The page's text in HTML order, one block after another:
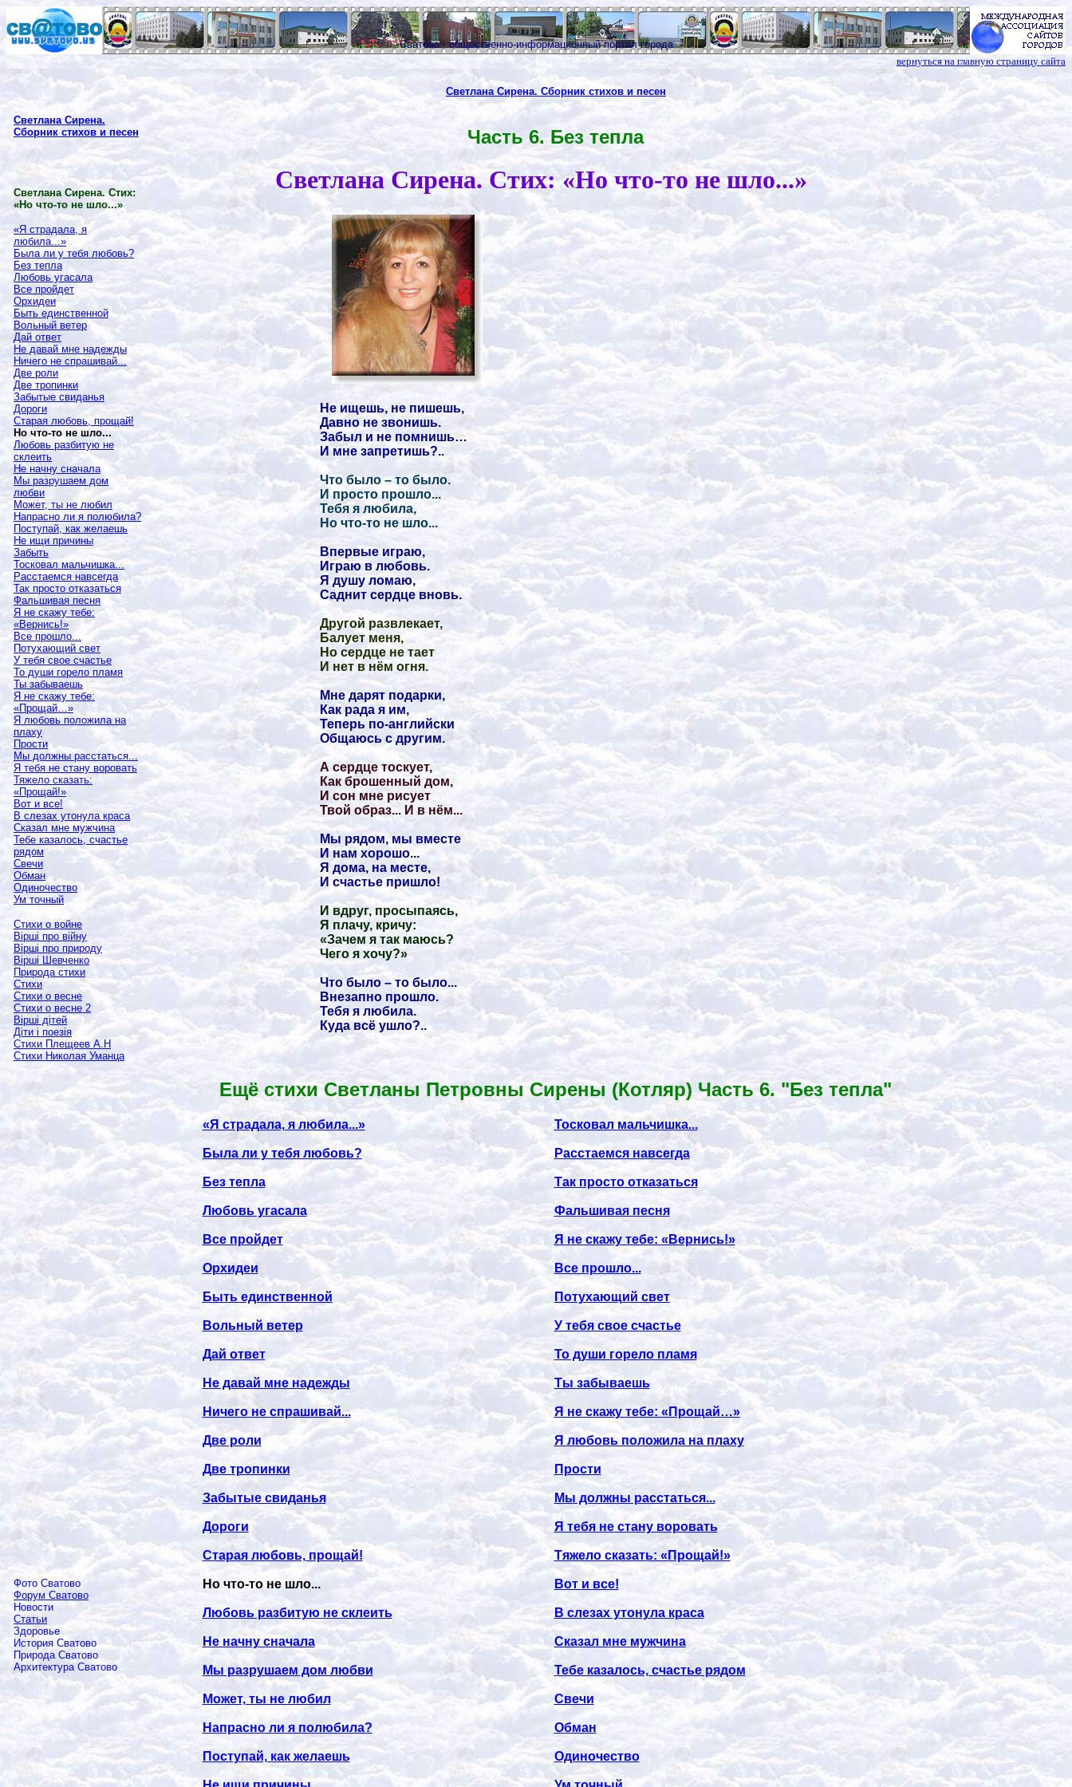
Сватово - общественно-информационный портал города
вернуться на главную страницу сайта
Светлана Сирена.
Сборник стихов и песен
Светлана Сирена. Стих:
«Но что-то не шло...»
«Я страдала, я
любила...»
Была ли у тебя любовь?
Без тепла
Любовь угасала
Все пройдет
Орхидеи
Быть единственной
Вольный ветер
Дай ответ
Не давай мне надежды
Ничего не спрашивай...
Две роли
Две тропинки
Забытые свиданья
Дороги
Старая любовь, прощай!
Но что-то не шло...
Любовь разбитую не
склеить
Не начну сначала
Мы разрушаем дом
любви
Может, ты не любил
Напрасно ли я полюбила?
Поступай, как желаешь
Не ищи причины
Забыть
Тосковал мальчишка...
Расстаемся навсегда
Так просто отказаться
Фальшивая песня
Я не скажу тебе:
«Вернись!»
Все прошло...
Потухающий свет
У тебя свое счастье
То души горело пламя
Ты забываешь
Я не скажу тебе:
«Прощай…»
Я любовь положила на
плаху
Прости
Мы должны расстаться...
Я тебя не стану воровать
Тяжело сказать:
«Прощай!»
Вот и все!
В слезах утонула краса
Сказал мне мужчина
Тебе казалось, счастье
рядом
Свечи
Обман
Одиночество
Ум точный
Стихи о войне
Вірші про війну
Вірші про природу
Вірші Шевченко
Природа стихи
Стихи
Стихи о весне
Стихи о весне 2
Вірші дітей
Діти і поезія
Стихи Плещеев А.Н
Стихи Николая Уманца
Фото Сватово
Форум Сватово
Новости
Статьи
Здоровье
История Сватово
Природа Сватово
Архитектура Сватово
Светлана Сирена. Сборник стихов и песен
Часть 6. Без тепла
Светлана Сирена. Стих: «Но что-то не шло...»
Не ищешь, не пишешь,
Давно не звонишь.
Забыл и не помнишь…
И мне запретишь?..
Что было – то было.
И просто прошло...
Тебя я любила,
Но что-то не шло...
Впервые играю,
Играю в любовь.
Я душу ломаю,
Саднит сердце вновь.
Другой развлекает,
Балует меня,
Но сердце не тает
И нет в нём огня.
Мне дарят подарки,
Как рада я им,
Теперь по-английски
Общаюсь с другим.
А сердце тоскует,
Как брошенный дом,
И сон мне рисует
Твой образ... И в нём...
Мы рядом, мы вместе
И нам хорошо...
Я дома, на месте,
И счастье пришло!
И вдруг, просыпаясь,
Я плачу, кричу:
«Зачем я так маюсь?
Чего я хочу?»
Что было – то было...
Внезапно прошло.
Тебя я любила.
Куда всё ушло?..
Ещё стихи Светланы Петровны Сирены (Котляр) Часть 6. "Без тепла"
«Я страдала, я любила...»
Была ли у тебя любовь?
Без тепла
Любовь угасала
Все пройдет
Орхидеи
Быть единственной
Вольный ветер
Дай ответ
Не давай мне надежды
Ничего не спрашивай...
Две роли
Две тропинки
Забытые свиданья
Дороги
Старая любовь, прощай!
Но что-то не шло...
Любовь разбитую не склеить
Не начну сначала
Мы разрушаем дом любви
Может, ты не любил
Напрасно ли я полюбила?
Поступай, как желаешь
Тосковал мальчишка...
Расстаемся навсегда
Так просто отказаться
Фальшивая песня
Я не скажу тебе: «Вернись!»
Все прошло...
Потухающий свет
У тебя свое счастье
То души горело пламя
Ты забываешь
Я не скажу тебе: «Прощай…»
Я любовь положила на плаху
Прости
Мы должны расстаться...
Я тебя не стану воровать
Тяжело сказать: «Прощай!»
Вот и все!
В слезах утонула краса
Сказал мне мужчина
Тебе казалось, счастье рядом
Свечи
Обман
Одиночество